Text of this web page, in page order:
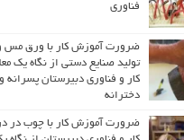
فناوری
ضرورت آموزش کار با ورق مس
تولید صنایع دستی از نگاه یک
کار و فناوری دبیرستان پسرانه و
دخترانه
ضرورت آموزش کار با چوب در